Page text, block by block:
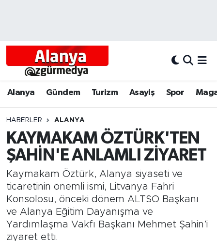
Alanya Gündem Turizm Asayiş Spor
HABERLER ALANYA
KAYMAKAM ÖZTÜRK'TEN
ŞAHİN'E ANLAMLI ZİYARET
Kaymakam Öztürk, Alanya siyaseti ve
ticaretinin önemli ismi, Litvanya Fahri
Konsolosu, önceki dönem ALTSO Başkanı
ve Alanya Eğitim Dayanışma ve
Yardımlaşma Vakfı Başkanı Mehmet Şahin’i
ziyaret etti.
Alanyum
Bölgesel
Dünya
Eğitim
Ekonomi
Gazipaşa
Alanya Hava Durumu
Tüm Manşetler
Son Dakika Haberleri
Haber Arşivi